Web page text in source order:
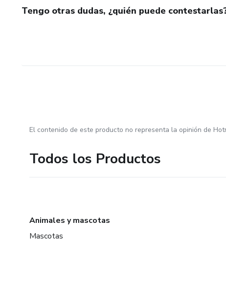
Tengo otras dudas, ¿quién puede
El contenido de este producto no representa la opinión de
Todos los Productos
Animales y mascotas
Mascotas